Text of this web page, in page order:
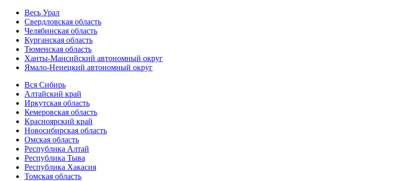
Весь Урал
Свердловская область
Челябинская область
Курганская область
Тюменская область
Ханты-Мансийский автономный округ
Ямало-Ненецкий автономный округ
Вся Сибирь
Алтайский край
Иркутская область
Кемеровская область
Красноярский край
Новосибирская область
Омская область
Республика Алтай
Республика Тыва
Республика Хакасия
Томская область